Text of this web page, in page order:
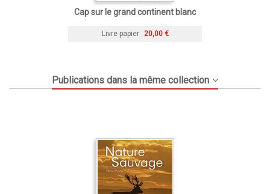
Cap sur le grand continent blanc
Livre papier 20,00 €
Publications dans la même collection